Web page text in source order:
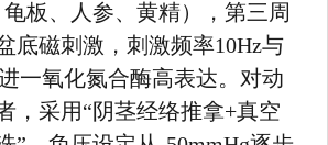
板、人参、黄精），第三周
底磁刺激，刺激频率10Hz与
一氧化氮合酶高表达。对动
，采用“阴茎经络推拿+真空